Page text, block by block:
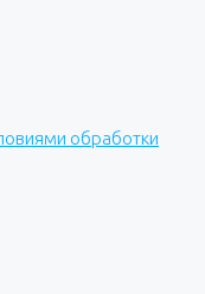
обработки